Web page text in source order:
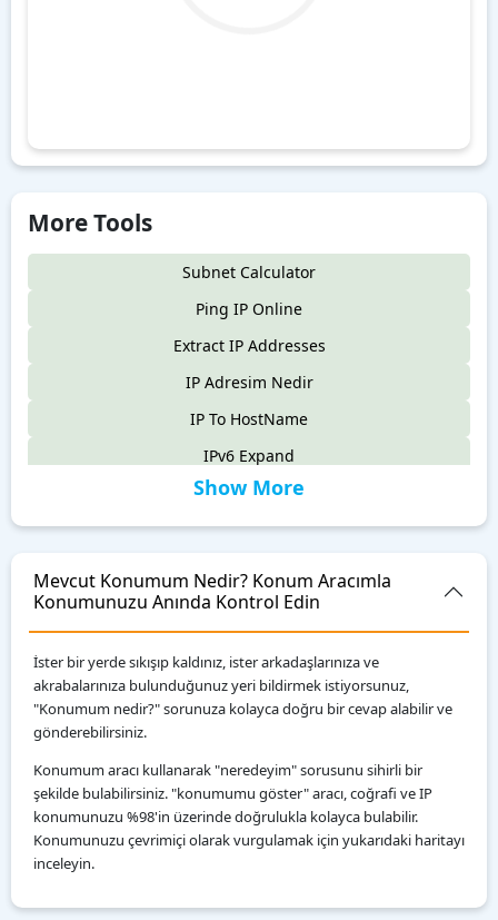
More Tools
Subnet Calculator
Ping IP Online
Extract IP Addresses
IP Adresim Nedir
IP To HostName
IPv6 Expand
IPv6 Compress
IPv4 to IPv6
IP To Decimal
Reverse IP Lookup
Local IPv6 Address Generator
IPv6 CIDR to Range Calculator
ASN WHOIS Lookup
IP WHOIS Lookup
Show More
Mevcut Konumum Nedir? Konum Aracımla
Konumunuzu Anında Kontrol Edin
İster bir yerde sıkışıp kaldınız, ister arkadaşlarınıza ve
akrabalarınıza bulunduğunuz yeri bildirmek istiyorsunuz,
"Konumum nedir?" sorunuza kolayca doğru bir cevap alabilir ve
gönderebilirsiniz.
Konumum aracı kullanarak "neredeyim" sorusunu sihirli bir
şekilde bulabilirsiniz. "konumumu göster" aracı, coğrafi ve IP
konumunuzu %98'in üzerinde doğrulukla kolayca bulabilir.
Konumunuzu çevrimiçi olarak vurgulamak için yukarıdaki haritayı
inceleyin.